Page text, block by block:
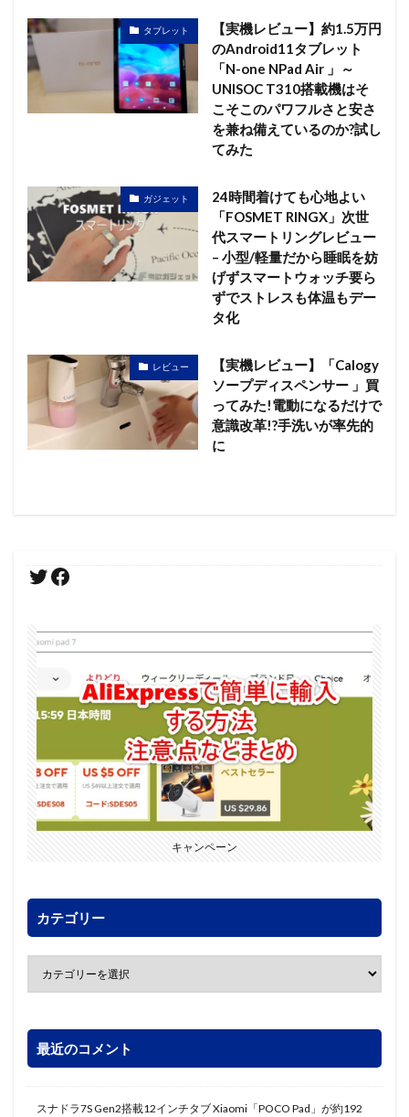
タブレット
【実機レビュー】約1.5万円
のAndroid11タブレット
「N-one NPad Air 」～
UNISOC T310搭載機はそ
こそこのパワフルさと安さ
を兼ね備えているのか?試し
てみた
ガジェット
24時間着けても心地よい
「FOSMET RINGX」次世
代スマートリングレビュー
– 小型/軽量だから睡眠を妨
げずスマートウォッチ要ら
ずでストレスも体温もデー
タ化
レビュー
【実機レビュー】「Calogy
ソープディスペンサー 」買
ってみた!電動になるだけで
意識改革!?手洗いが率先的
に
キャンペーン
カテゴリー
最近のコメント
スナドラ7S Gen2搭載12インチタブ Xiaomi「POCO Pad」が約192